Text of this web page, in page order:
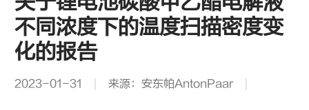
不同浓度下的温度扫描密度变
化的报告
2023-01-31 来源：安东帕AntonPaar